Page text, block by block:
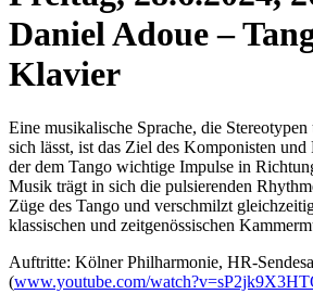
Daniel Adoue –
Klavier
Eine musikalische Sprache, die
sich lässt, ist das Ziel des Komponisten
der dem Tango wichtige Impulse in
Musik trägt in sich die pulsierenden
Züge des Tango und verschmilzt
klassischen und zeitgenössischen
Auftritte: Kölner Philharmonie, HR-
(www.youtube.com/